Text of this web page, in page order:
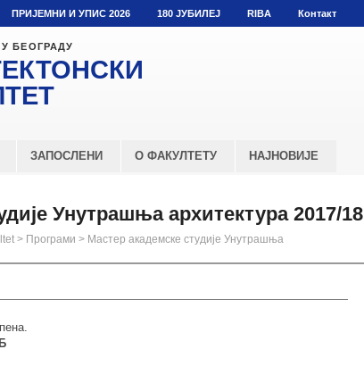
ПРИЈЕМНИ И УПИС 2026 180 ЈУБИЛЕЈ RIBA Контакт
БЕОГРАДУ
ЗАПОСЛЕНИ О ФАКУЛТЕТУ НАЈНОВИЈЕ
Унутрашња архитектура 2017/18
> Програми > Мастер академске студије Унутрашња